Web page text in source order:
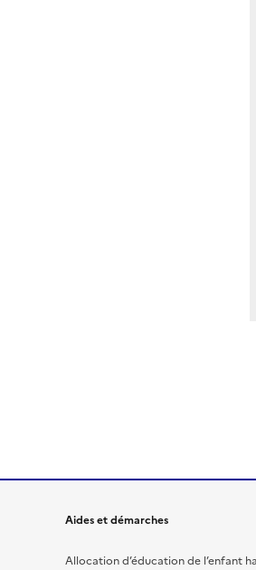
Aides et démarches
Allocation d’éducation de l’enfant